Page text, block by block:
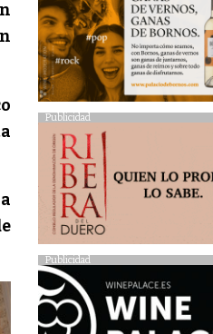
Publicidad
Publicidad